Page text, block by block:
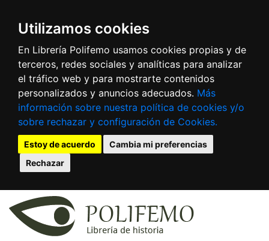
Utilizamos cookies
En Librería Polifemo usamos cookies propias y de
terceros, redes sociales y analíticas para analizar
el tráfico web y para mostrarte contenidos
personalizados y anuncios adecuados. Más
información sobre nuestra política de cookies y/o
sobre rechazar y configuración de Cookies.
Estoy de acuerdo
Cambia mi preferencias
Rechazar